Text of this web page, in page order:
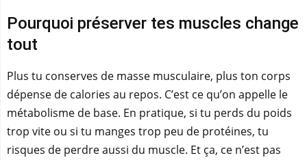
Pourquoi préserver tes muscles change
tout
Plus tu conserves de masse musculaire, plus ton corps
dépense de calories au repos. C’est ce qu’on appelle le
métabolisme de base. En pratique, si tu perds du poids
trop vite ou si tu manges trop peu de protéines, tu
risques de perdre aussi du muscle. Et ça, ce n’est pas